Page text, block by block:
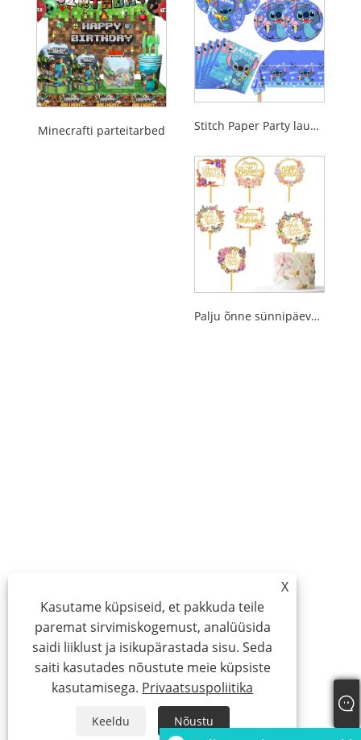
Minecrafti parteitarbed Stitch Paper Party lauanõud
Palju õnne sünnipäevakookide topsid
X
Kasutame küpsiseid, et pakkuda teile
paremat sirvimiskogemust, analüüsida
saidi liiklust ja isikupärastada sisu. Seda
saiti kasutades nõustute meie küpsiste
kasutamisega. Privaatsuspoliitika
Keeldu
Nõustu